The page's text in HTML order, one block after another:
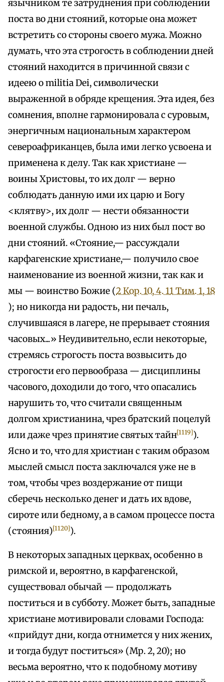
язычником те затруднения при соблюдении
поста во дни стояний, которые она может
встретить со стороны своего мужа. Можно
думать, что эта строгость в соблюдении дней
стояний находится в причинной связи с
идеею о militia Dei, символически
выраженной в обряде крещения. Эта идея, без
сомнения, вполне гармонировала с суровым,
энергичным национальным характером
североафриканцев, была ими легко усвоена и
применена к делу. Так как христиане —
воины Христовы, то их долг — верно
соблюдать данную ими их царю и Богу
<клятву>, их долг — нести обязанности
военной службы. Одною из них был пост во
дни стояний. «Стояние,— рассуждали
карфагенские христиане,— получило свое
наименование из военной жизни, так как и
мы — воинство Божие (2 Кор. 10, 4. 11 Тим. 1, 18
); но никогда ни радость, ни печаль,
случившаяся в лагере, не прерывает стояния
часовых...» Неудивительно, если некоторые,
стремясь строгость поста возвысить до
строгости его первообраза — дисциплины
часового, доходили до того, что опасались
нарушить то, что считали священным
долгом христианина, чрез братский поцелуй
или даже чрез принятие святых тайн[1119]).
Ясно и то, что для христиан с таким образом
мыслей смысл поста заключался уже не в
том, чтобы чрез воздержание от пищи
сберечь несколько денег и дать их вдове,
сироте или бедному, а в самом процессе поста
(стояния)[1120]).
В некоторых западных церквах, особенно в
римской и, вероятно, в карфагенской,
существовал обычай — продолжать
поститься и в субботу. Может быть, западные
христиане мотивировали словами Господа:
«прийдут дни, когда отнимется у них жених,
и тогда будут поститься» (Мр. 2, 20); но
весьма вероятно, что к подобному мотиву